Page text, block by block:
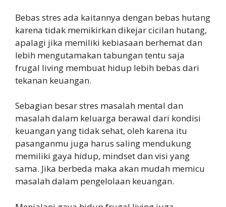
Bebas stres ada kaitannya dengan bebas hutang
karena tidak memikirkan dikejar cicilan hutang,
apalagi jika memiliki kebiasaan berhemat dan
lebih mengutamakan tabungan tentu saja
frugal living membuat hidup lebih bebas dari
tekanan keuangan.
Sebagian besar stres masalah mental dan
masalah dalam keluarga berawal dari kondisi
keuangan yang tidak sehat, oleh karena itu
pasanganmu juga harus saling mendukung
memiliki gaya hidup, mindset dan visi yang
sama. Jika berbeda maka akan mudah memicu
masalah dalam pengelolaan keuangan.